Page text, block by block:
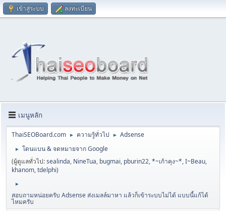
เข้าสู่ระบบ ลงทะเบียน
เมนูหลัก
ThaiSEOBoard.com ► ความรู้ทั่วไป ► Adsense
►
โดนแบน & จดหมายจาก Google
(ผู้ดูแลทั่วไป:sealinda, NineTua, bugmai, pburin22,*~เก้าคุง~*,I~Beau,
khanom,tdelphi)
►
สอบถามหน่อยครับ Adsense ส่งเมลล์มาหา แล้วก็เข้าระบบไม่ได้ แบบนี้แก้ได้
ไหมครับ